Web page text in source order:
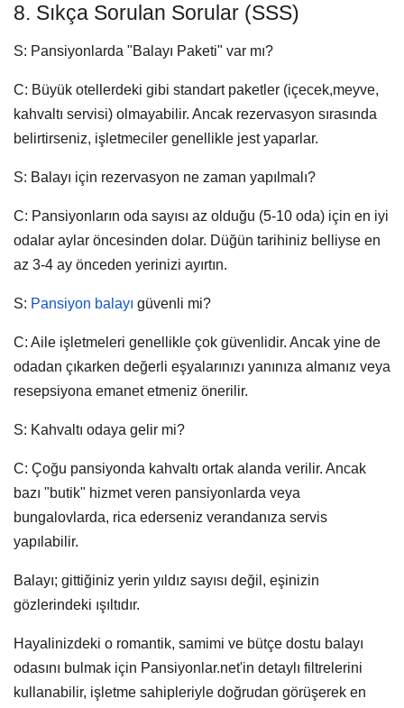
8. Sıkça Sorulan Sorular (SSS)
S: Pansiyonlarda "Balayı Paketi" var mı?
C: Büyük otellerdeki gibi standart paketler (içecek,meyve,
kahvaltı servisi) olmayabilir. Ancak rezervasyon sırasında
belirtirseniz, işletmeciler genellikle jest yaparlar.
S: Balayı için rezervasyon ne zaman yapılmalı?
C: Pansiyonların oda sayısı az olduğu (5-10 oda) için en iyi
odalar aylar öncesinden dolar. Düğün tarihiniz belliyse en
az 3-4 ay önceden yerinizi ayırtın.
S: Pansiyon balayı güvenli mi?
C: Aile işletmeleri genellikle çok güvenlidir. Ancak yine de
odadan çıkarken değerli eşyalarınızı yanınıza almanız veya
resepsiyona emanet etmeniz önerilir.
S: Kahvaltı odaya gelir mi?
C: Çoğu pansiyonda kahvaltı ortak alanda verilir. Ancak
bazı "butik" hizmet veren pansiyonlarda veya
bungalovlarda, rica ederseniz verandanıza servis
yapılabilir.
Balayı; gittiğiniz yerin yıldız sayısı değil, eşinizin
gözlerindeki ışıltıdır.
Hayalinizdeki o romantik, samimi ve bütçe dostu balayı
odasını bulmak için Pansiyonlar.net'in detaylı filtrelerini
kullanabilir, işletme sahipleriyle doğrudan görüşerek en